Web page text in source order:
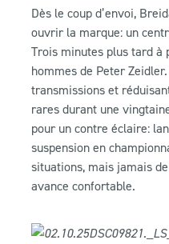
Dès le coup d’envoi,
ouvrir la marque: un
Trois minutes plus tard à
hommes de Peter
transmissions et
rares durant une
pour un contre éclaire:
suspension en
situations, mais jamais
avance confortable.